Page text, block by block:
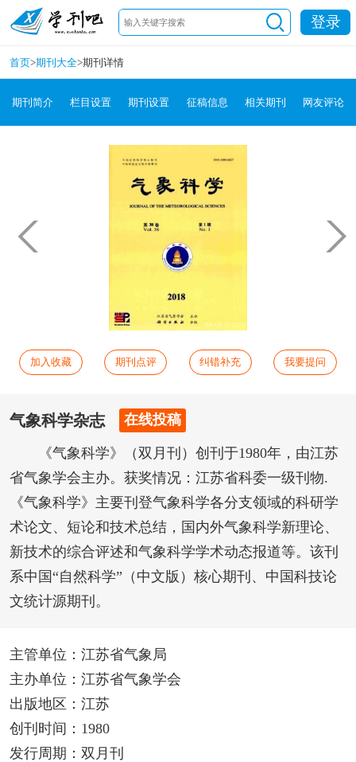
登录
首页>期刊大全>期刊详情
期刊简介 栏目设置 期刊设置 征稿信息 相关期刊 网友评论
加入收藏 期刊点评 纠错补充 我要提问
气象科学杂志 在线投稿
《气象科学》（双月刊）创刊于1980年，由江苏
省气象学会主办。获奖情况：江苏省科委一级刊物.
《气象科学》主要刊登气象科学各分支领域的科研学
术论文、短论和技术总结，国内外气象科学新理论、
新技术的综合评述和气象科学学术动态报道等。该刊
系中国“自然科学”（中文版）核心期刊、中国科技论
文统计源期刊。
主管单位：江苏省气象局
主办单位：江苏省气象学会
出版地区：江苏
创刊时间：1980
发行周期：双月刊